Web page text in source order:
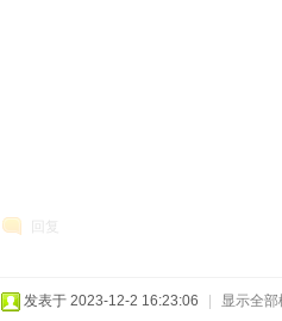
回复
发表于 2023-12-2 16:23:06 显示全部